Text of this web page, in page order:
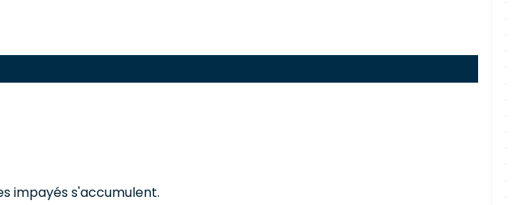
impayés s'accumulent.